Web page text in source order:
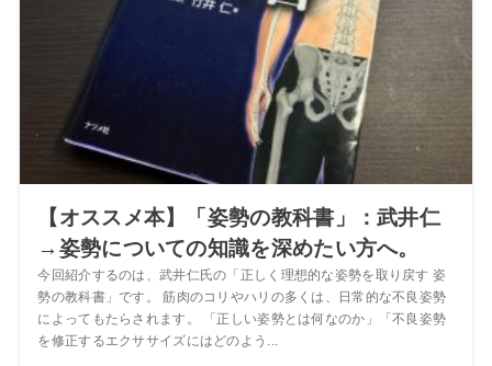
【オススメ本】「姿勢の教科書」：武井仁
→姿勢についての知識を深めたい方へ。
今回紹介するのは、武井仁氏の「正しく理想的な姿勢を取り戻す 姿
勢の教科書」です。 筋肉のコリやハリの多くは、日常的な不良姿勢
によってもたらされます。 「正しい姿勢とは何なのか」「不良姿勢
を修正するエクササイズにはどのよう...